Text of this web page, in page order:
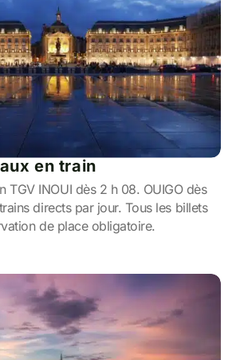
en train
TGV INOUI dès 2 h 08. OUIGO dès
directs par jour. Tous les billets
de place obligatoire.